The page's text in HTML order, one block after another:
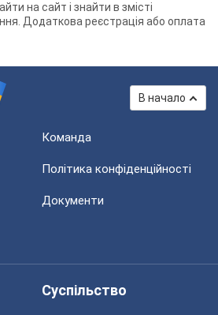
на сайт і знайти в змісті
Додаткова реєстрація або оплата
В начало
Команда
Політика конфіденційності
Документи
Суспільство